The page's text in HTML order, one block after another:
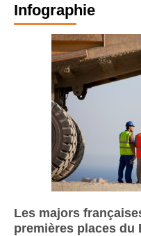
Infographie
Les majors
premières places du